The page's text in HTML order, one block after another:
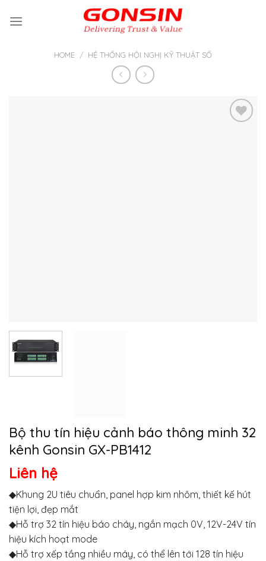
HOME / HỆ THỐNG HỘI NGHỊ KỸ THUẬT SỐ
Bộ thu tín hiệu cảnh báo thông minh 32
kênh Gonsin GX-PB1412
Liên hệ
◆Khung 2U tiêu chuẩn, panel hợp kim nhôm, thiết kế hút
tiện lợi, đẹp mắt
◆Hỗ trợ 32 tín hiệu báo cháy, ngắn mạch 0V, 12V-24V tín
hiệu kích hoạt mode
◆Hỗ trợ xếp tầng nhiều máy, có thể lên tới 128 tín hiệu